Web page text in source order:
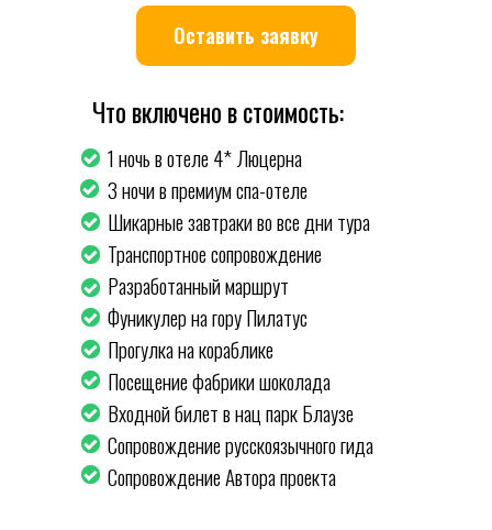
1 ночь в отеле 4* Люцерна
3 ночи в премиум спа-отеле
Шикарные завтраки во все дни тура
Транспортное сопровождение
Разработанный маршрут
Фуникулер на гору Пилатус
Прогулка на кораблике
Посещение фабрики шоколада
Входной билет в нац парк Блаузе
Сопровождение русскоязычного гида
Сопровождение Автора проекта
Что включено в стоимость:
Оставить заявку